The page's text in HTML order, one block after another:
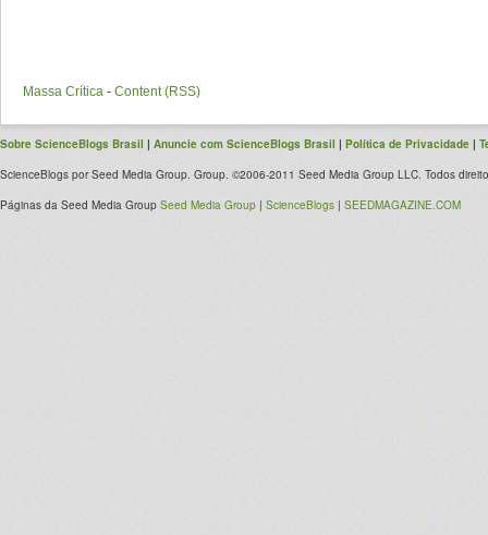
Massa Crítica - Content (RSS)
Sobre ScienceBlogs Brasil | Anuncie com ScienceBlogs Brasil | Política de Privacidade |
ScienceBlogs por Seed Media Group. Group. ©2006-2011 Seed Media Group LLC. Todos
Páginas da Seed Media Group Seed Media Group | ScienceBlogs | SEEDMAGAZINE.COM